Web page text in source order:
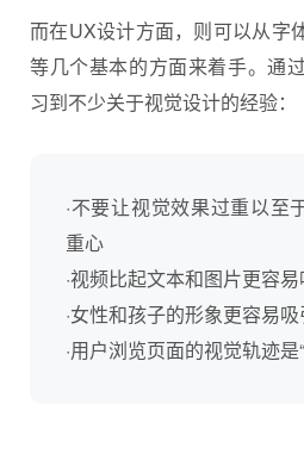
而在UX设计方面，则可以从字
等几个基本的方面来着手。通
习到不少关于视觉设计的经验：
·不要让视觉效果过重以至
重心
·视频比起文本和图片更容
·女性和孩子的形象更容易
·用户浏览页面的视觉轨迹是